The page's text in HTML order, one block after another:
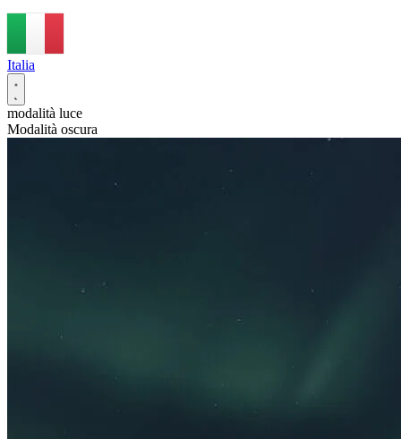
Italia
modalità luce
Modalità oscura